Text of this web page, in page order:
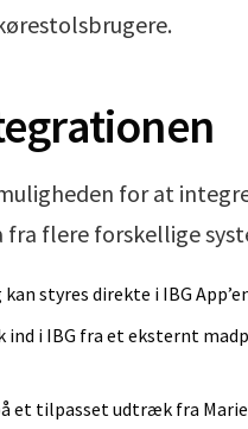
for at
flere forskellige
styres direkte i IBG
ind i IBG fra et eksternt
et tilpasset udtræk fra